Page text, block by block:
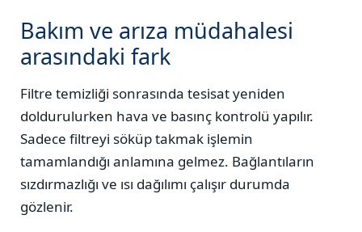
Bakım ve arıza müdahalesi
arasındaki fark
Filtre temizliği sonrasında tesisat yeniden
doldurulurken hava ve basınç kontrolü yapılır.
Sadece filtreyi söküp takmak işlemin
tamamlandığı anlamına gelmez. Bağlantıların
sızdırmazlığı ve ısı dağılımı çalışır durumda
gözlenir.